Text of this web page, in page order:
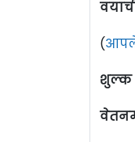
(आपले
शुल्क